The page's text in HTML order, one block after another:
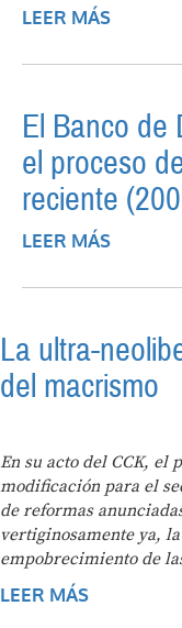
LEER MÁS
El Banco de
el proceso
reciente
LEER MÁS
La ultra-
del macrismo
En su acto del CCK, el
modificación para el
de reformas
vertiginosamente ya,
empobrecimiento de
LEER MÁS